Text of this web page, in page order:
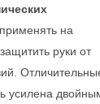
на
руки от
усилена